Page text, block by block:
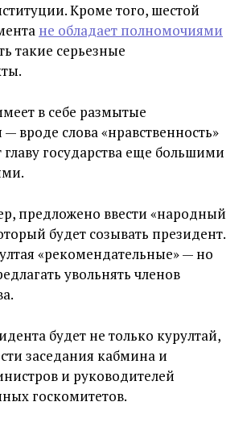
Кроме того, шестой
не обладает полномочиями
такие серьезные
в себе размытые
вроде слова «нравственность»
государства еще большими
предложено ввести «народный
будет созывать президент.
«рекомендательные» — но
увольнять членов
будет не только курултай,
заседания кабмина и
и руководителей
госкомитетов.